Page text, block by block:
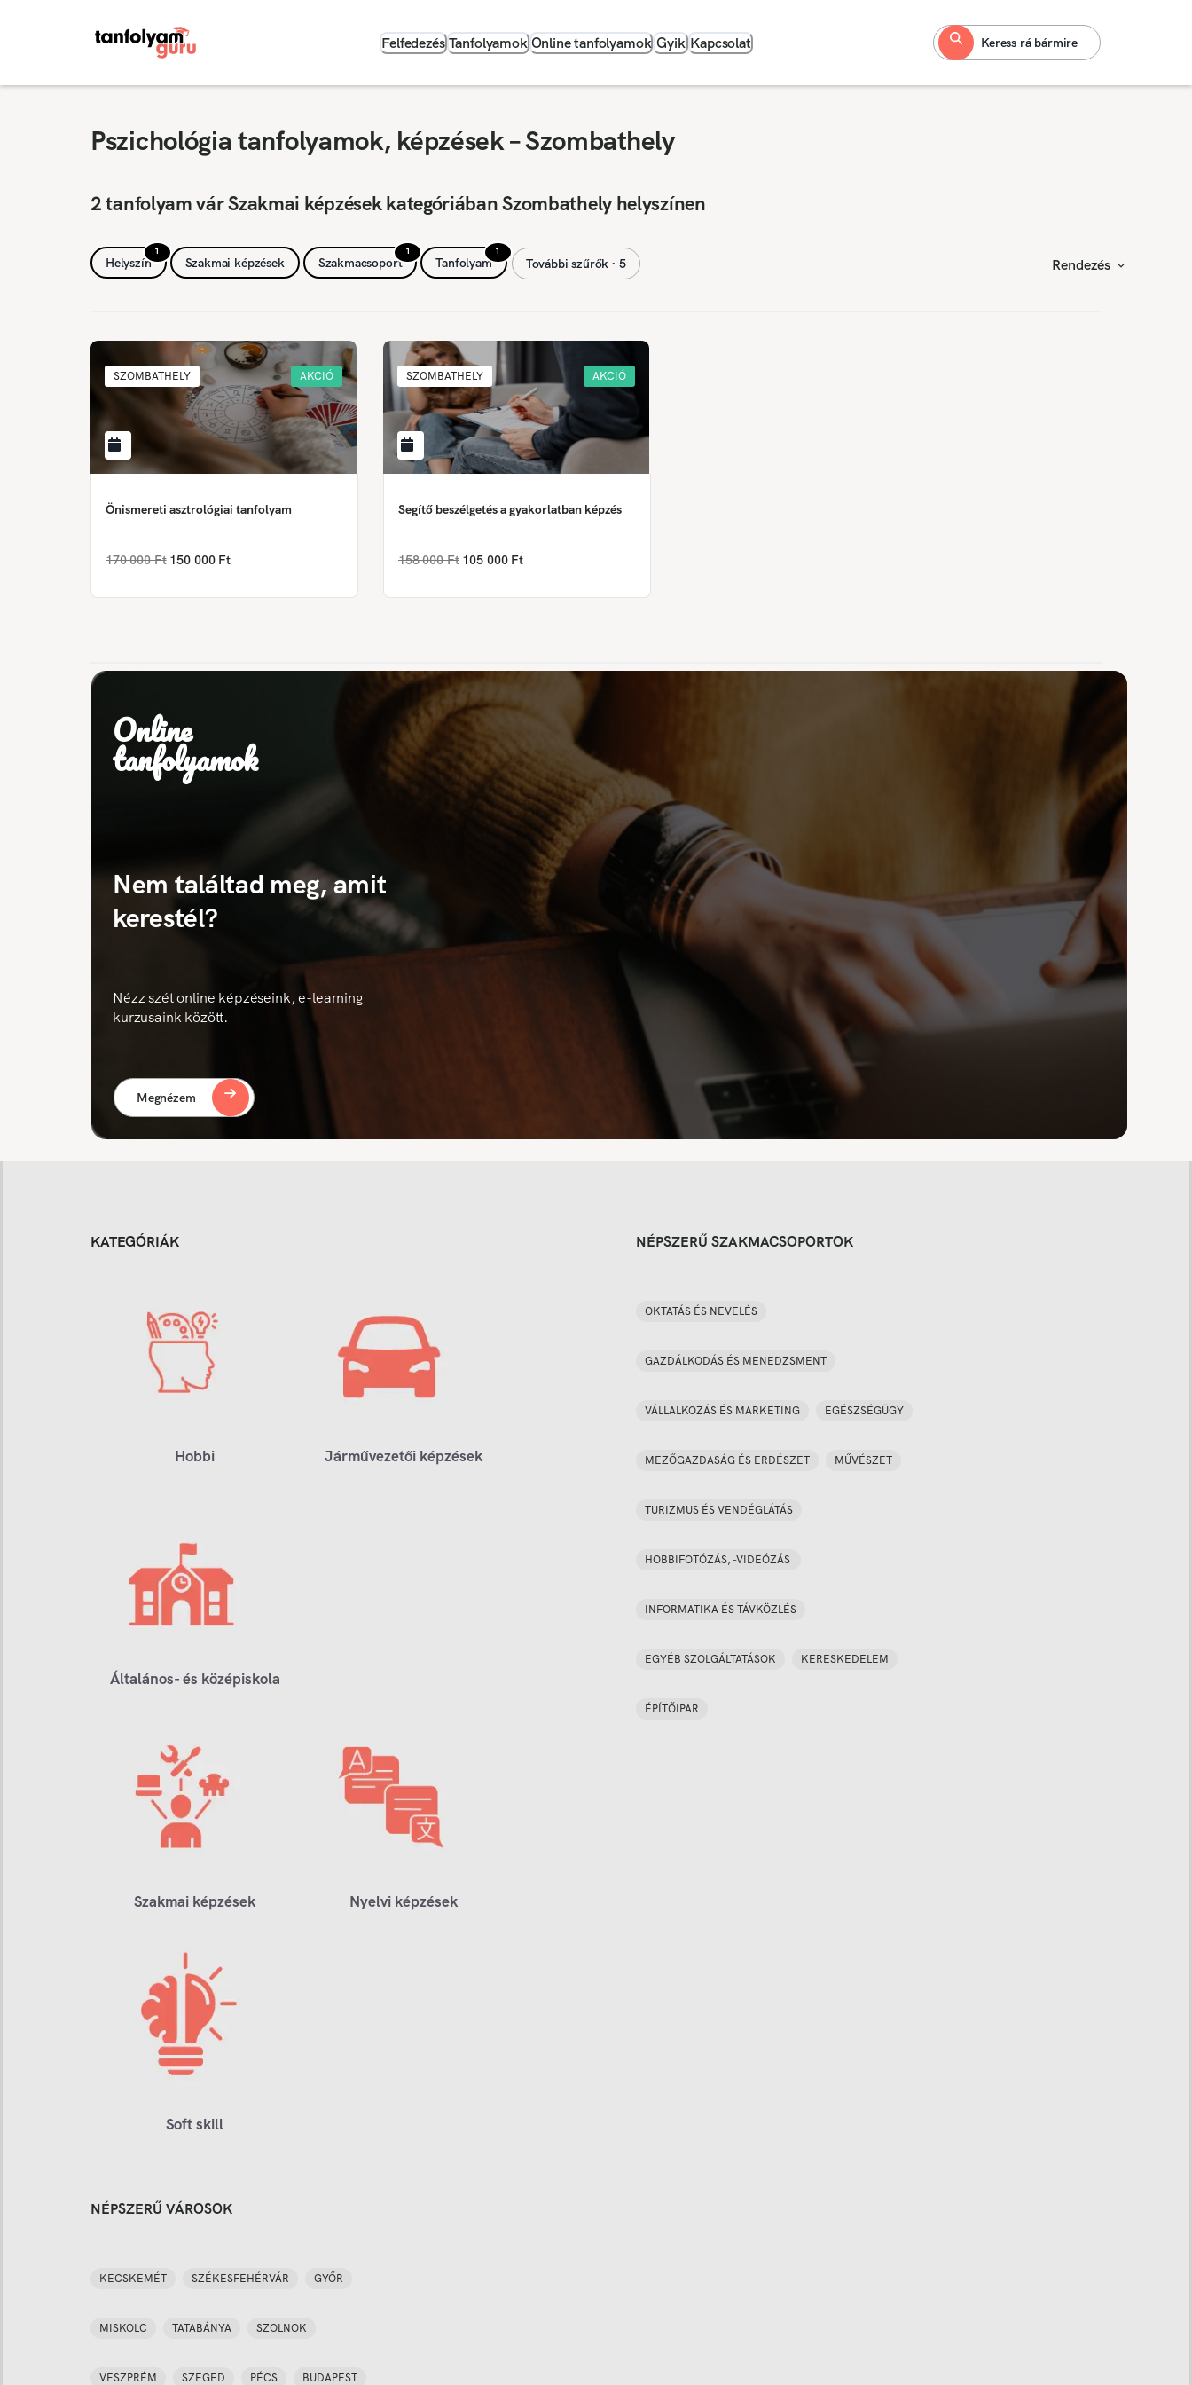
Felfedezés Tanfolyamok Online tanfolyamok Gyik Kapcsolat Keress rá bármire
Pszichológia tanfolyamok, képzések – Szombathely
2 tanfolyam vár Szakmai képzések kategóriában Szombathely helyszínen
1
Helyszín Szakmai képzések
1
Szakmacsoport
1
Tanfolyam További szűrők ∙ 5 Rendezés
SZOMBATHELY AKCIÓ
Önismereti asztrológiai tanfolyam
170 000 Ft 150 000 Ft
SZOMBATHELY AKCIÓ
Segítő beszélgetés a gyakorlatban képzés
158 000 Ft 105 000 Ft
Online
tanfolyamok
Nem találtad meg, amit
kerestél?
Nézz szét online képzéseink, e-learning
kurzusaink között.
Megnézem
KATEGÓRIÁK
Hobbi Járművezetői képzések
Általános- és középiskola
Szakmai képzések Nyelvi képzések
Soft skill
NÉPSZERŰ SZAKMACSOPORTOK
OKTATÁS ÉS NEVELÉS
GAZDÁLKODÁS ÉS MENEDZSMENT
VÁLLALKOZÁS ÉS MARKETING EGÉSZSÉGÜGY
MEZŐGAZDASÁG ÉS ERDÉSZET MŰVÉSZET
TURIZMUS ÉS VENDÉGLÁTÁS
HOBBIFOTÓZÁS, -VIDEÓZÁS
INFORMATIKA ÉS TÁVKÖZLÉS
EGYÉB SZOLGÁLTATÁSOK KERESKEDELEM
ÉPÍTŐIPAR
NÉPSZERŰ VÁROSOK
KECSKEMÉT SZÉKESFEHÉRVÁR GYŐR
MISKOLC TATABÁNYA SZOLNOK
VESZPRÉM SZEGED PÉCS BUDAPEST